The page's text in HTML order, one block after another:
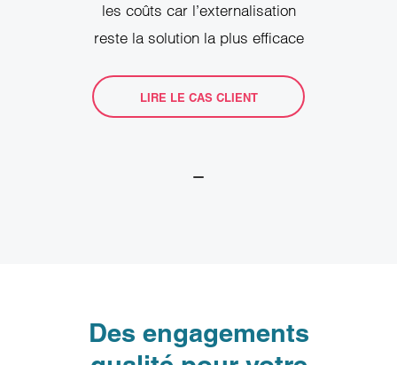
les coûts car l’externalisation
reste la solution la plus efficace
LIRE LE CAS CLIENT
Des engagements